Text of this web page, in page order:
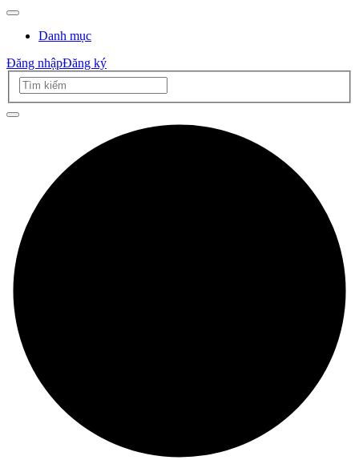
Danh mục
Đăng nhậpĐăng ký